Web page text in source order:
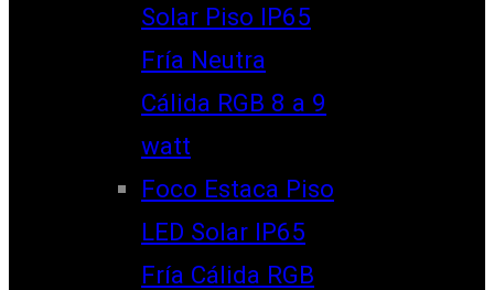
Solar Piso IP65
Fría Neutra
Cálida RGB 8 a 9
watt
Foco Estaca Piso
LED Solar IP65
Fría Cálida RGB